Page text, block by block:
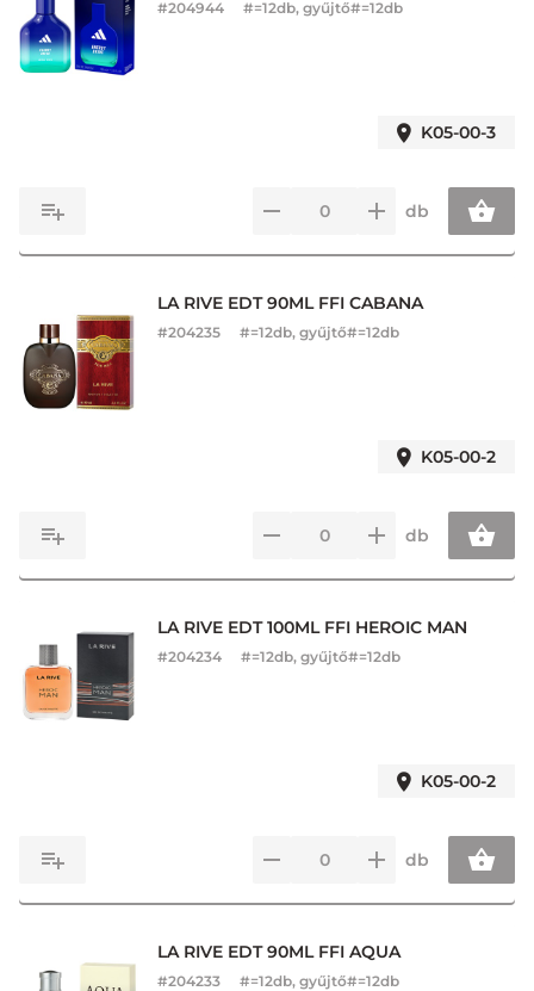
#204944 #=12db, gyűjtő#=12db
K05-00-3
db
LA RIVE EDT 90ML FFI CABANA
#204235 #=12db, gyűjtő#=12db
K05-00-2
db
LA RIVE EDT 100ML FFI HEROIC MAN
#204234 #=12db, gyűjtő#=12db
K05-00-2
db
LA RIVE EDT 90ML FFI AQUA
#204233 #=12db, gyűjtő#=12db